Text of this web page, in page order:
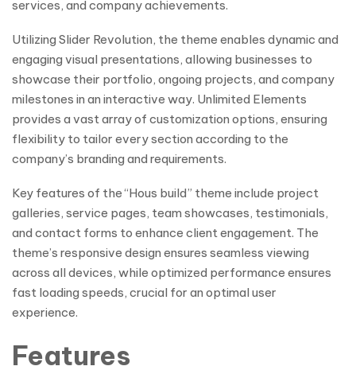
services, and company achievements.
Utilizing Slider Revolution, the theme enables dynamic and
engaging visual presentations, allowing businesses to
showcase their portfolio, ongoing projects, and company
milestones in an interactive way. Unlimited Elements
provides a vast array of customization options, ensuring
flexibility to tailor every section according to the
company’s branding and requirements.
Key features of the “Hous build” theme include project
galleries, service pages, team showcases, testimonials,
and contact forms to enhance client engagement. The
theme’s responsive design ensures seamless viewing
across all devices, while optimized performance ensures
fast loading speeds, crucial for an optimal user
experience.
Features